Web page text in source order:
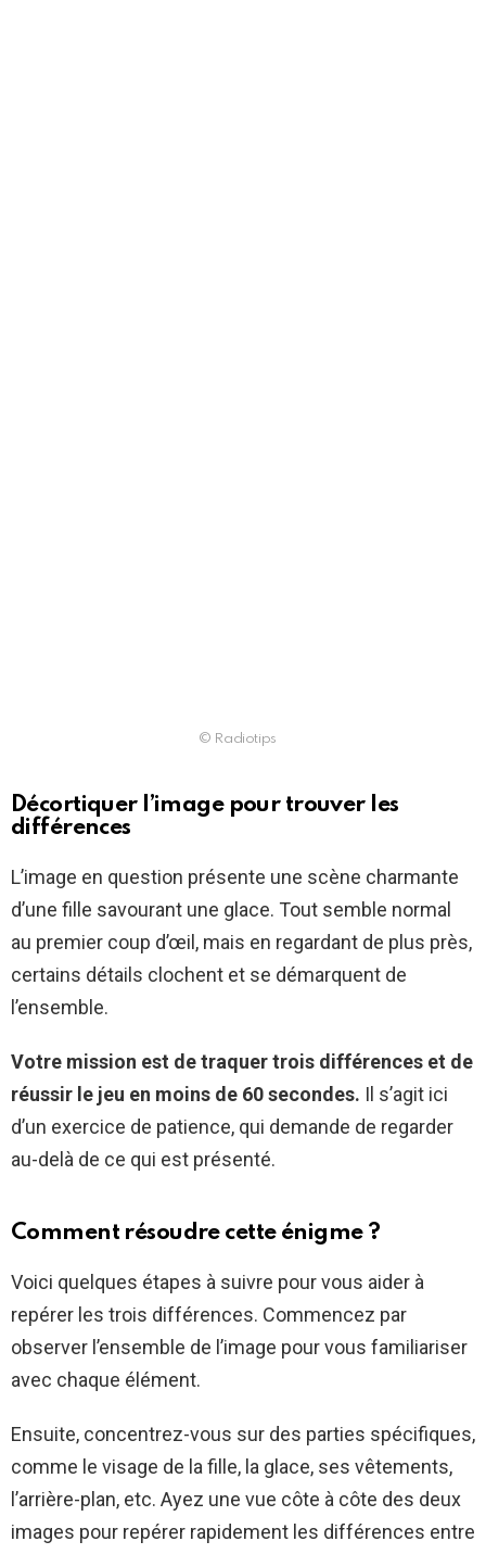
© Radiotips
Décortiquer l’image pour trouver les
différences
L’image en question présente une scène charmante
d’une fille savourant une glace. Tout semble normal
au premier coup d’œil, mais en regardant de plus près,
certains détails clochent et se démarquent de
l’ensemble.
Votre mission est de traquer trois différences et de
réussir le jeu en moins de 60 secondes. Il s’agit ici
d’un exercice de patience, qui demande de regarder
au-delà de ce qui est présenté.
Comment résoudre cette énigme ?
Voici quelques étapes à suivre pour vous aider à
repérer les trois différences. Commencez par
observer l’ensemble de l’image pour vous familiariser
avec chaque élément.
Ensuite, concentrez-vous sur des parties spécifiques,
comme le visage de la fille, la glace, ses vêtements,
l’arrière-plan, etc. Ayez une vue côte à côte des deux
images pour repérer rapidement les différences entre